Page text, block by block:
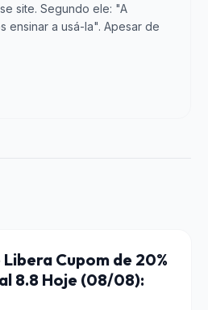
site. Segundo ele: "A
ensinar a usá-la". Apesar de
Cupom de 20%
8.8 Hoje (08/08):